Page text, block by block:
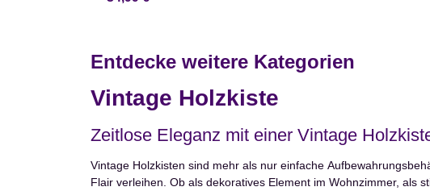
Entdecke weitere Kategorien
Vintage Holzkiste
Zeitlose Eleganz mit einer Vintage
Vintage Holzkisten sind mehr als nur einfache
Flair verleihen. Ob als dekoratives Element im Wohnzimmer, als